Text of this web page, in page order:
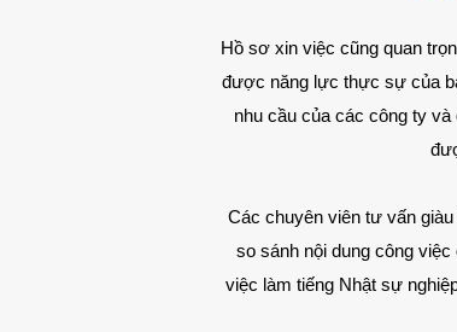
Hồ sơ xin việc cũng quan
được năng lực thực sự của
nhu cầu của các công ty
Các chuyên viên tư vấn
so sánh nội dung công
việc làm tiếng Nhật sự